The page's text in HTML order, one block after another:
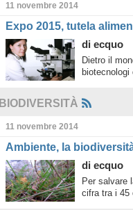
11 novembre 2014
Expo 2015, tutela
di ecquo
Dietro il
BIODIVERSITÀ
11 novembre 2014
Ambiente, la
di ecquo
Per salvare
cifra tra i